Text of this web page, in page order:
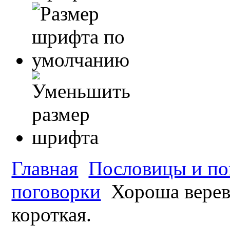
Главная Пословицы и
поговорки Хороша
короткая.